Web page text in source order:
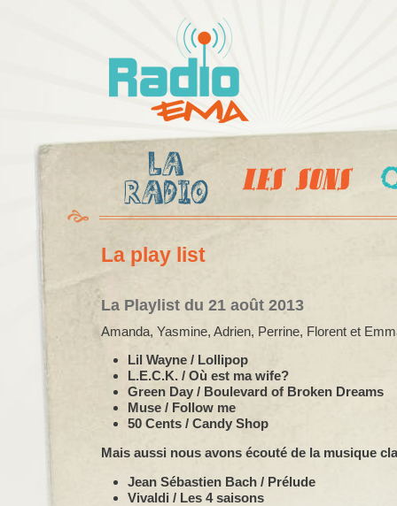
La play list
La Playlist du 21 août 2013
Amanda, Yasmine, Adrien, Perrine, Florent et
Lil Wayne / Lollipop
L.E.C.K. / Où est ma wife?
Green Day / Boulevard of Broken Dreams
Muse / Follow me
50 Cents / Candy Shop
Mais aussi nous avons écouté de la musique
Jean Sébastien Bach / Prélude
Vivaldi / Les 4 saisons